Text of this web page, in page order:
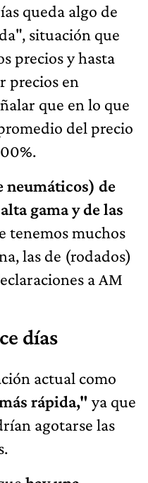
queda algo de
situación que
precios y hasta
precios en
que en lo que
del precio
neumáticos) de
gama y de las
tenemos muchos
las de (rodados)
a AM
días
actual como
rápida," ya que
agotarse las